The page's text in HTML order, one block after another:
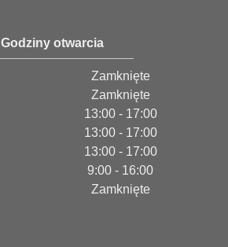
Godziny otwarcia
Zamknięte
Zamknięte
13:00 - 17:00
13:00 - 17:00
13:00 - 17:00
9:00 - 16:00
Zamknięte